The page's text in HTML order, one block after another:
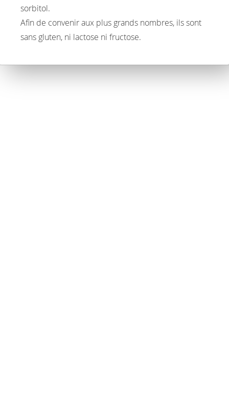
sorbitol.
Afin de convenir aux plus grands nombres, ils sont
sans gluten, ni lactose ni fructose.